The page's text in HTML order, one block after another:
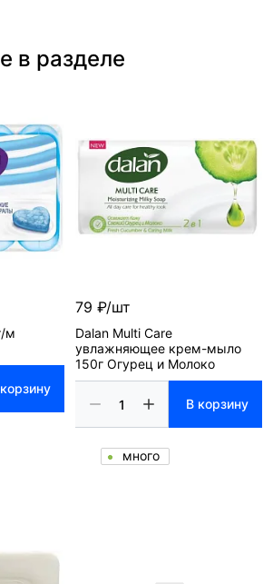
в разделе
м
79 ₽/шт
Dalan Multi Care
увлажняющее крем-мыло
150г Огурец и Молоко
В корзину
много